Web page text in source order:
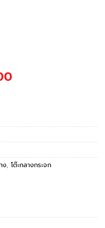
ง, โต๊ะกลางกระจก